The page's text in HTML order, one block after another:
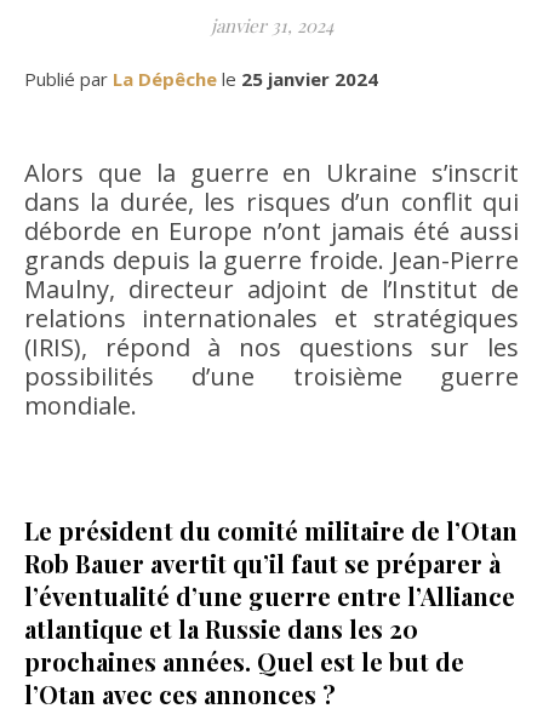
janvier 31, 2024
Publié par La Dépêche le 25 janvier 2024
Alors que la guerre en Ukraine s’inscrit
dans la durée, les risques d’un conflit qui
déborde en Europe n’ont jamais été aussi
grands depuis la guerre froide. Jean-Pierre
Maulny, directeur adjoint de l’Institut de
relations internationales et stratégiques
(IRIS), répond à nos questions sur les
possibilités d’une troisième guerre
mondiale.
Le président du comité militaire de l’Otan
Rob Bauer avertit qu’il faut se préparer à
l’éventualité d’une guerre entre l’Alliance
atlantique et la Russie dans les 20
prochaines années. Quel est le but de
l’Otan avec ces annonces ?